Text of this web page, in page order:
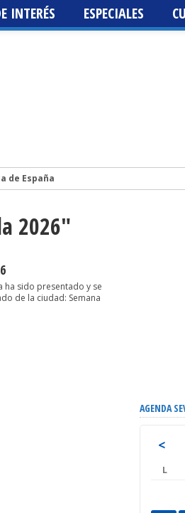
INTERÉS ESPECIALES
de España
y entradas. Los Planetas, Luz
2026"
ha sido presentado y se
de la ciudad: Semana
AGENDA
<
L